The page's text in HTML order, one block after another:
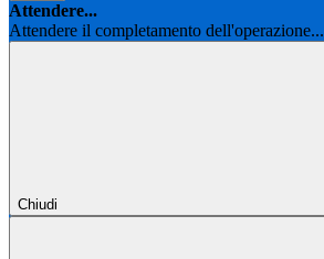
Attendere...
Attendere il completamento dell'operazione...
Chiudi